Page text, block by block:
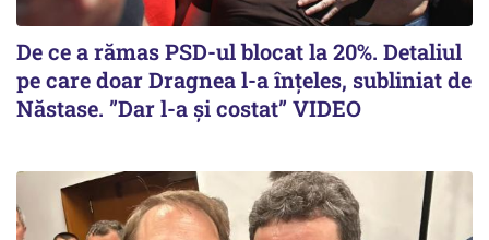
De ce a rămas PSD-ul blocat la 20%. Detaliul
pe care doar Dragnea l-a înțeles, subliniat de
Năstase. ”Dar l-a și costat” VIDEO